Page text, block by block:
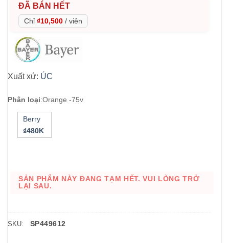
ĐÃ BÁN HẾT
Chỉ ₫10,500 / viên
Xuất xứ: ÚC
Phân loại:Orange -75v
Berry
₫480K
SẢN PHẨM NÀY ĐANG TẠM HẾT. VUI LÒNG TRỞ
LẠI SAU.
SKU: SP449612